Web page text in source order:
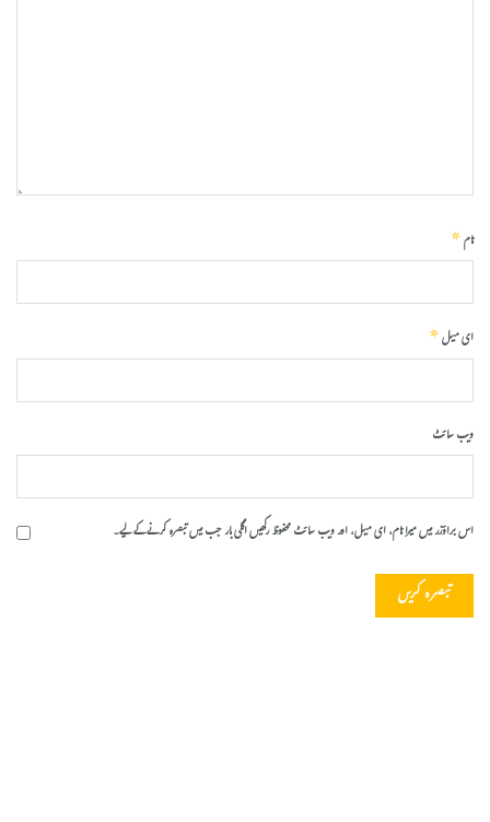
نام*
ای میل*
ویب‌ سائٹ
اس براؤزر میں میرا نام، ای میل، اور ویب سائٹ محفوظ رکھیں اگلی بار جب میں تبصرہ کرنے کےلیے۔